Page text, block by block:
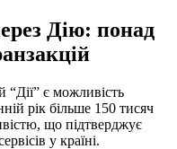
Дію: понад
є можливість
рік більше 150 тисяч
що підтверджує
у країні.